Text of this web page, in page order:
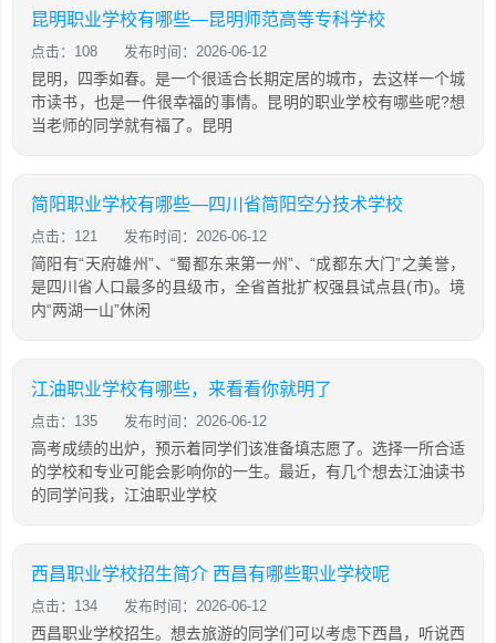
昆明职业学校有哪些—昆明师范高等专科学校
点击：108 发布时间：2026-06-12
昆明，四季如春。是一个很适合长期定居的城市，去这样一个城
市读书，也是一件很幸福的事情。昆明的职业学校有哪些呢?想
当老师的同学就有福了。昆明
简阳职业学校有哪些—四川省简阳空分技术学校
点击：121 发布时间：2026-06-12
简阳有“天府雄州”、“蜀都东来第一州”、“成都东大门”之美誉，
是四川省人口最多的县级市，全省首批扩权强县试点县(市)。境
内“两湖一山”休闲
江油职业学校有哪些，来看看你就明了
点击：135 发布时间：2026-06-12
高考成绩的出炉，预示着同学们该准备填志愿了。选择一所合适
的学校和专业可能会影响你的一生。最近，有几个想去江油读书
的同学问我，江油职业学校
西昌职业学校招生简介 西昌有哪些职业学校呢
点击：134 发布时间：2026-06-12
西昌职业学校招生。想去旅游的同学们可以考虑下西昌，听说西